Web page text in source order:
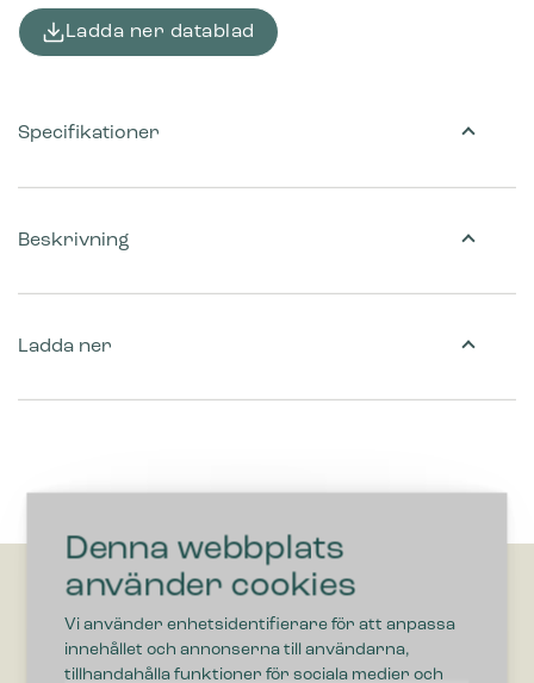
Denna webbplats
använder cookies
Vi använder enhetsidentifierare för att anpassa
innehållet och annonserna till användarna,
tillhandahålla funktioner för sociala medier och
Ladda ner datablad
Beskrivning
Ladda ner
Specifikationer